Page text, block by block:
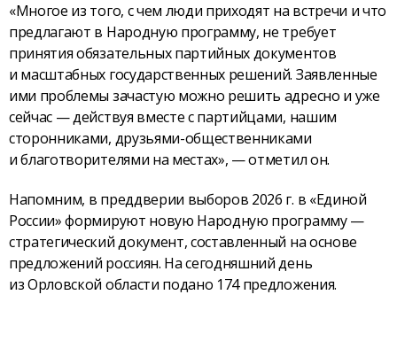
«Многое из того, с чем люди приходят на встречи и что
предлагают в Народную программу, не требует
принятия обязательных партийных документов
и масштабных государственных решений. Заявленные
ими проблемы зачастую можно решить адресно и уже
сейчас — действуя вместе с партийцами, нашим
сторонниками, друзьями-общественниками
и благотворителями на местах», — отметил он.
Напомним, в преддверии выборов 2026 г. в «Единой
России» формируют новую Народную программу —
стратегический документ, составленный на основе
предложений россиян. На сегодняшний день
из Орловской области подано 174 предложения.